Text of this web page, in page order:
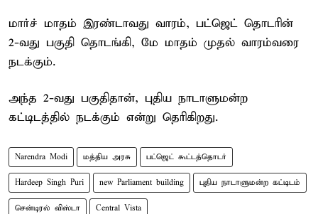
மார்ச் மாதம் இரண்டாவது வாரம், பட்ஜெட் தொடரின்
2-வது பகுதி தொடங்கி, மே மாதம் முதல் வாரம்வரை
நடக்கும்.
அந்த 2-வது பகுதிதான், புதிய நாடாளுமன்ற
கட்டிடத்தில் நடக்கும் என்று தெரிகிறது.
Narendra Modi மத்திய அரசு பட்ஜெட் கூட்டத்தொடர்
Hardeep Singh Puri new Parliament building புதிய நாடாளுமன்ற கட்டிடம்
சென்டிரல் விஸ்டா Central Vista